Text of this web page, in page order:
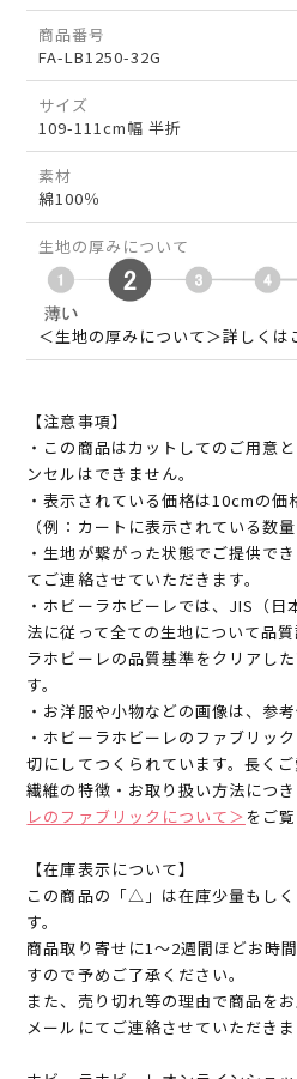
商品番号
FA-LB1250-32G
サイズ
109-111cm幅 半折
素材
綿100％
生地の厚みについて
＜生地の厚みについて＞詳しくは
【注意事項】
・この商品はカットしてのご用意
ンセルはできません。
・表示されている価格は10cmの価
（例：カートに表示されている数
・生地が繋がった状態でご提供で
てご連絡させていただきます。
・ホビーラホビーレでは、JIS（
法に従って全ての生地について品
ラホビーレの品質基準をクリアし
す。
・お洋服や小物などの画像は、参考
・ホビーラホビーレのファブリッ
切にしてつくられています。長く
繊維の特徴・お取り扱い方法につ
レのファブリックについて＞ をご
【在庫表示について】
この商品の「△」は在庫少量もし
す。
商品取り寄せに1～2週間ほどお時
すので予めご了承ください。
また、売り切れ等の理由で商品を
メールにてご連絡させていただきま